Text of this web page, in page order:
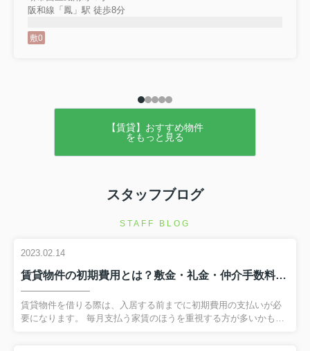
阪和線「鳳」駅 徒歩8分
敷0
【賃貸】おすすめ物件
をもっと見る
スタッフブログ
STAFF BLOG
2023.02.14
賃貸物件の初期費用とは？敷金・礼金・仲介手数料について解説！
賃貸物件を借りる際は、入居する前までに初期費用の支払いが必
要になります。 毎月支払う家賃のほうを重視する方が多いかもし